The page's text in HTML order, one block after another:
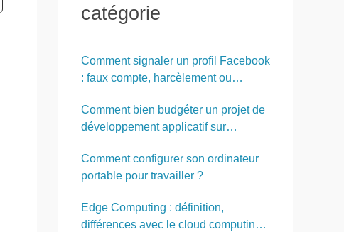
catégorie
Comment signaler un profil Facebook
: faux compte, harcèlement ou
Comment bien budgéter un projet de
développement applicatif sur
Comment configurer son ordinateur
portable pour travailler ?
Edge Computing : définition,
différences avec le cloud computing,